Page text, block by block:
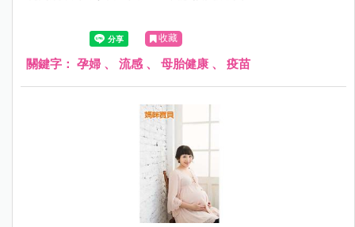
收藏
關鍵字： 孕婦 、 流感 、 母胎健康 、 疫苗